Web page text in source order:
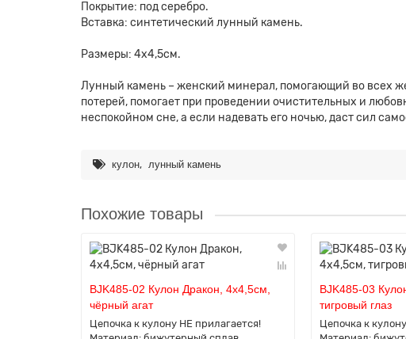
Покрытие: под серебро.
Вставка: синтетический лунный камень.
Размеры: 4х4,5см.
Лунный камень – женский минерал, помогающий во всех
потерей, помогает при проведении очистительных и
неспокойном сне, а если надевать его ночью, даст сил
кулон, лунный камень
Похожие товары
BJK485-02 Кулон Дракон, 4х4,5см,
чёрный агат
Цепочка к кулону НЕ прилагается!
BJK485-03
тигровый глаз
Цепочка к